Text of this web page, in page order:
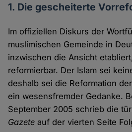
1. Die gescheiterte
Im offiziellen Diskurs der
muslimischen Gemeinde in
inzwischen die Ansicht
reformierbar. Der Islam sei
deshalb sei die Reformation
ein wesensfremder Gedanke.
September 2005 schrieb die
Gazete auf der vierten Seite